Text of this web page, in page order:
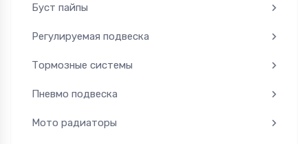
Буст пайпы
Регулируемая подвеска
Тормозные системы
Пневмо подвеска
Мото радиаторы